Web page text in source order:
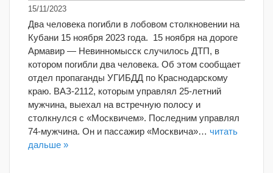
15/11/2023
Два человека погибли в лобовом столкновении на
Кубани 15 ноября 2023 года. 15 ноября на дороге
Армавир — Невинномысск случилось ДТП, в
котором погибли два человека. Об этом сообщает
отдел пропаганды УГИБДД по Краснодарскому
краю. ВАЗ-2112, которым управлял 25-летний
мужчина, выехал на встречную полосу и
столкнулся с «Москвичем». Последним управлял
74-мужчина. Он и пассажир «Москвича»… читать
дальше »